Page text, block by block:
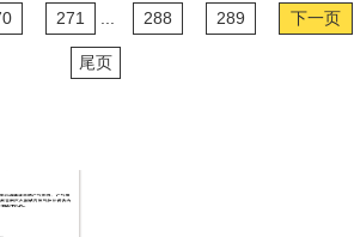
271 288 289 下一页
尾页